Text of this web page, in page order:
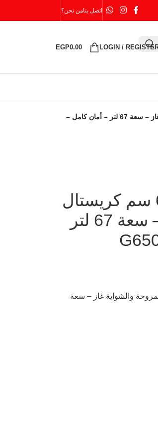
اتصل بنامن نحن؟
LOGIN /
EGP0.00
فرن بلت إن إيكوماتيك غاز 60 سم كريستال أسود بالمروحة والشواية غاز – سعة 67 لتر – أمان كامل –
فرن بلت إن إيكوماتيك غاز 60 سم كريستال
أسود بالمروحة والشواية غاز – سعة 67 لتر
كريستال أسود بالمروحة والشواية غاز – سعة